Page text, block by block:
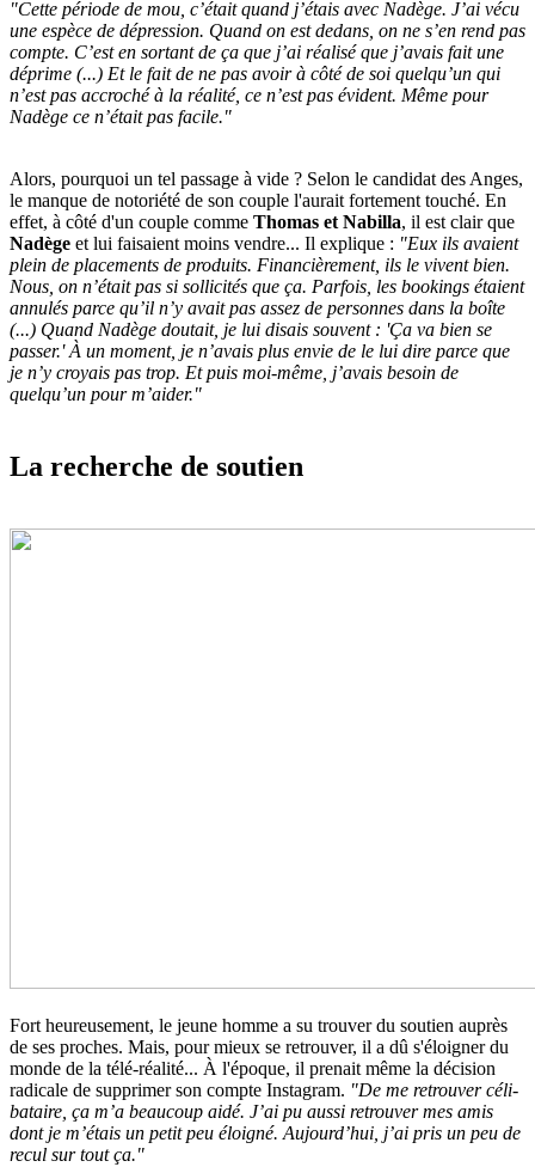
"Cette période de mou, c’était quand j’étais avec Nadège. J’ai vécu
une espèce de dépres­sion. Quand on est dedans, on ne s’en rend pas
compte. C’est en sortant de ça que j’ai réalisé que j’avais fait une
déprime (...) Et le fait de ne pas avoir à côté de soi quelqu’un qui
n’est pas accro­ché à la réalité, ce n’est pas évident. Même pour
Nadège ce n’était pas facile."
Alors, pourquoi un tel passage à vide ? Selon le candidat des Anges,
le manque de notoriété de son couple l'aurait fortement touché. En
effet, à côté d'un couple comme Thomas et Nabilla, il est clair que
Nadège et lui faisaient moins vendre... Il explique : "Eux ils avaient
plein de place­ments de produits. Finan­ciè­re­ment, ils le vivent bien.
Nous, on n’était pas si solli­ci­tés que ça. Parfois, les bookings étaient
annu­lés parce qu’il n’y avait pas assez de personnes dans la boîte
(...) Quand Nadège doutait, je lui disais souvent : 'Ça va bien se
passer.' À un moment, je n’avais plus envie de le lui dire parce que
je n’y croyais pas trop. Et puis moi-même, j’avais besoin de
quelqu’un pour m’ai­der."
La recherche de soutien
Fort heureusement, le jeune homme a su trouver du soutien auprès
de ses proches. Mais, pour mieux se retrouver, il a dû s'éloigner du
monde de la télé-réalité... À l'époque, il prenait même la décision
radicale de supprimer son compte Instagram. "De me retrou­ver céli­
ba­taire, ça m’a beau­coup aidé. J’ai pu aussi retrou­ver mes amis
dont je m’étais un petit peu éloi­gné. Aujourd’­hui, j’ai pris un peu de
recul sur tout ça."